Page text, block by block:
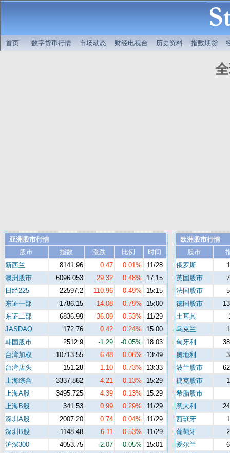
首页 数字货币行情 市场动态 财经电视台 历史资料 指数期货
亚洲股市行情
股市
指数 涨跌 比例
时间
新西兰
8141.96 0.47 0.01%
11/28
澳洲股市
6096.053 29.32 0.48%
17:15
日经225
22597.2 110.96 0.49%
15:15
东证一部
1786.15 14.08 0.79%
15:00
东证二部
6836.99 36.09 0.53%
11/29
JASDAQ
172.76 0.42 0.24%
15:00
韩国股市
2512.9 -1.29 -0.05%
18:03
台湾加权
10713.55 6.48 0.06%
13:49
台湾店头
151.28 1.10 0.73%
13:33
上海综合
3337.862 4.21 0.13%
15:29
上海A股
3495.725 4.39 0.13%
15:29
上海B股
341.53 0.99 0.29%
11/29
深圳A股
2007.20 0.74 0.04%
11/29
深圳B股
1148.48 6.11 0.53%
11/29
沪深300
4053.75 -2.07 -0.05%
15:01
欧洲股市行情
股市
俄罗斯
英国股市
法国股市
德国股市
土耳其
乌克兰
匈牙利
奧地利
波兰股市
捷克股市
希腊股市
意大利
西班牙
葡萄牙
爱尔兰